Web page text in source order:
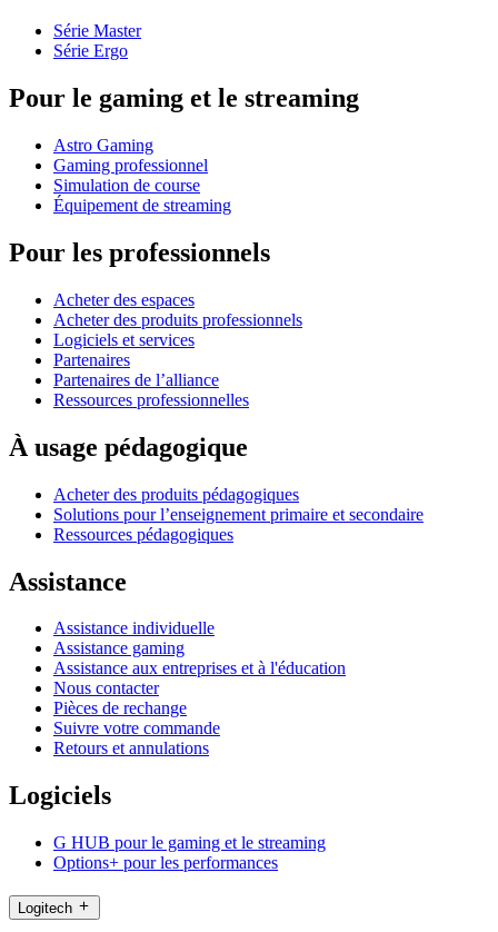
Série Master
Série Ergo
Pour le gaming et le streaming
Astro Gaming
Gaming professionnel
Simulation de course
Équipement de streaming
Pour les professionnels
Acheter des espaces
Acheter des produits professionnels
Logiciels et services
Partenaires
Partenaires de l’alliance
Ressources professionnelles
À usage pédagogique
Acheter des produits pédagogiques
Solutions pour l’enseignement primaire et secondaire
Ressources pédagogiques
Assistance
Assistance individuelle
Assistance gaming
Assistance aux entreprises et à l'éducation
Nous contacter
Pièces de rechange
Suivre votre commande
Retours et annulations
Logiciels
G HUB pour le gaming et le streaming
Options+ pour les performances
Logitech